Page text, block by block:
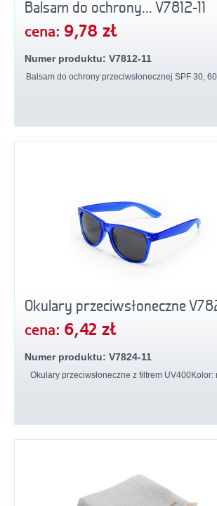
Balsam do ochrony... V7812-11
cena: 9,78 zł
Numer produktu: V7812-11
Balsam do ochrony przeciwsłonecznej SPF 30,
Okulary przeciwsłoneczne
cena: 6,42 zł
Numer produktu: V7824-11
Okulary przeciwsłoneczne z filtrem UV400Kolor: